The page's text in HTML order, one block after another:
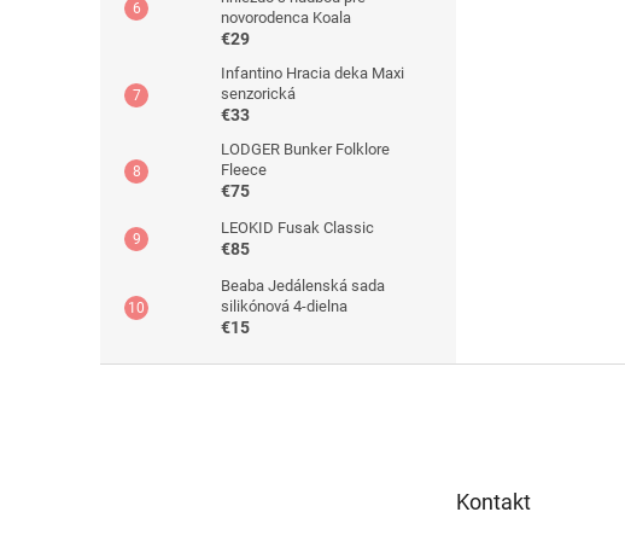
novorodenca Koala
€29
Infantino Hracia deka Maxi
senzorická
€33
LODGER Bunker Folklore
Fleece
€75
LEOKID Fusak Classic
€85
Beaba Jedálenská sada
silikónová 4-dielna
€15
Kontakt